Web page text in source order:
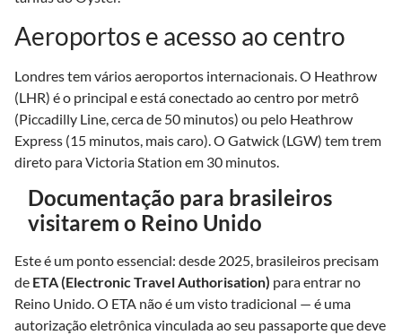
Aeroportos e acesso ao centro
Londres tem vários aeroportos internacionais. O Heathrow
(LHR) é o principal e está conectado ao centro por metrô
(Piccadilly Line, cerca de 50 minutos) ou pelo Heathrow
Express (15 minutos, mais caro). O Gatwick (LGW) tem trem
direto para Victoria Station em 30 minutos.
Documentação para brasileiros
visitarem o Reino Unido
Este é um ponto essencial: desde 2025, brasileiros precisam
de ETA (Electronic Travel Authorisation) para entrar no
Reino Unido. O ETA não é um visto tradicional — é uma
autorização eletrônica vinculada ao seu passaporte que deve